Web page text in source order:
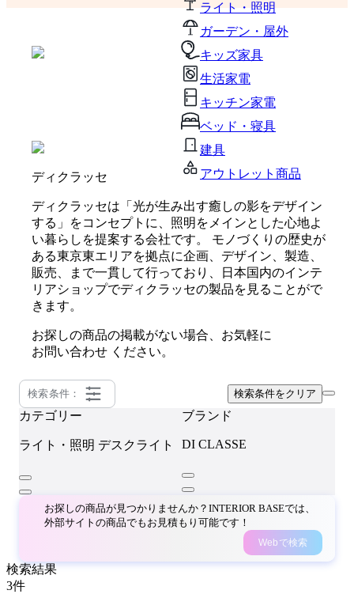
ライト・照明
ガーデン・屋外
キッズ家具
生活家電
キッチン家電
ベッド・寝具
建具
アウトレット商品
ディクラッセ
ディクラッセは「光が生み出す癒しの影をデザイン
する」をコンセプトに、照明をメインとした心地よ
い暮らしを提案する会社です。 モノづくりの歴史が
ある東京東エリアを拠点に企画、デザイン、製造、
販売、まで一貫して行っており、日本国内のインテ
リアショップでディクラッセの製品を見ることがで
きます。
お探しの商品の掲載がない場合、お気軽に
お問い合わせ ください。
検索条件： 検索条件をクリア
カテゴリー
ライト・照明 デスクライト
ブランド
DI CLASSE
お探しの商品が見つかりませんか？INTERIOR BASEでは、
外部サイトの商品でもお見積もり可能です！
Webで検索
検索結果
3件